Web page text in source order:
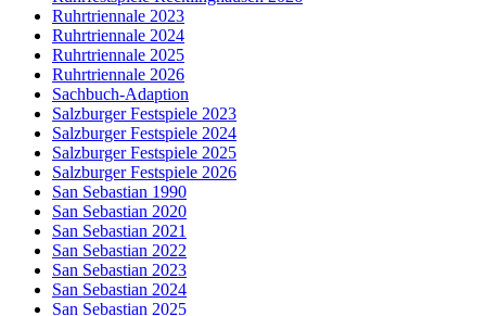
Ruhrtriennale 2023
Ruhrtriennale 2024
Ruhrtriennale 2025
Ruhrtriennale 2026
Sachbuch-Adaption
Salzburger Festspiele 2023
Salzburger Festspiele 2024
Salzburger Festspiele 2025
Salzburger Festspiele 2026
San Sebastian 1990
San Sebastian 2020
San Sebastian 2021
San Sebastian 2022
San Sebastian 2023
San Sebastian 2024
San Sebastian 2025